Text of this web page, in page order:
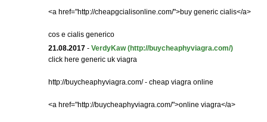
<a href="http://cheapgcialisonline.com/">buy generic cialis</a>
cos e cialis generico
21.08.2017 - VerdyKaw (http://buycheaphyviagra.com/)
click here generic uk viagra
http://buycheaphyviagra.com/ - cheap viagra online
<a href="http://buycheaphyviagra.com/">online viagra</a>